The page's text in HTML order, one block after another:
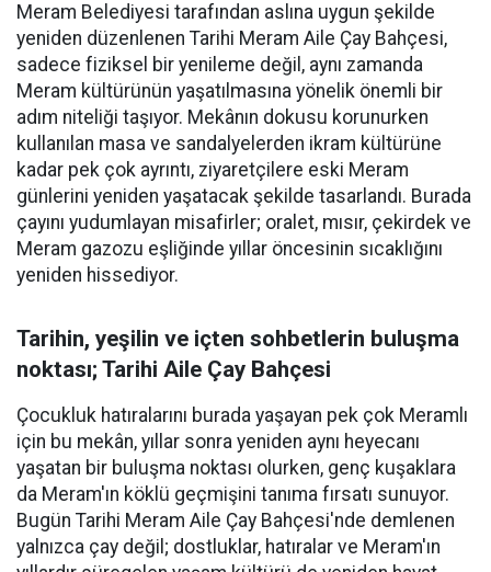
Meram Belediyesi tarafından aslına uygun şekilde
yeniden düzenlenen Tarihi Meram Aile Çay Bahçesi,
sadece fiziksel bir yenileme değil, aynı zamanda
Meram kültürünün yaşatılmasına yönelik önemli bir
adım niteliği taşıyor. Mekânın dokusu korunurken
kullanılan masa ve sandalyelerden ikram kültürüne
kadar pek çok ayrıntı, ziyaretçilere eski Meram
günlerini yeniden yaşatacak şekilde tasarlandı. Burada
çayını yudumlayan misafirler; oralet, mısır, çekirdek ve
Meram gazozu eşliğinde yıllar öncesinin sıcaklığını
yeniden hissediyor.
Tarihin, yeşilin ve içten sohbetlerin buluşma
noktası; Tarihi Aile Çay Bahçesi
Çocukluk hatıralarını burada yaşayan pek çok Meramlı
için bu mekân, yıllar sonra yeniden aynı heyecanı
yaşatan bir buluşma noktası olurken, genç kuşaklara
da Meram'ın köklü geçmişini tanıma fırsatı sunuyor.
Bugün Tarihi Meram Aile Çay Bahçesi'nde demlenen
yalnızca çay değil; dostluklar, hatıralar ve Meram'ın